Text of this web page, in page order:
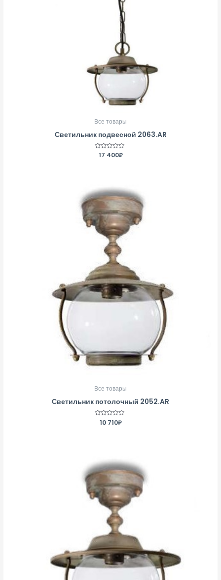
Все товары
Светильник подвесной 2063.AR
Оценка
17 400₽
Все товары
Светильник потолочный 2052.AR
Оценка
10 710₽